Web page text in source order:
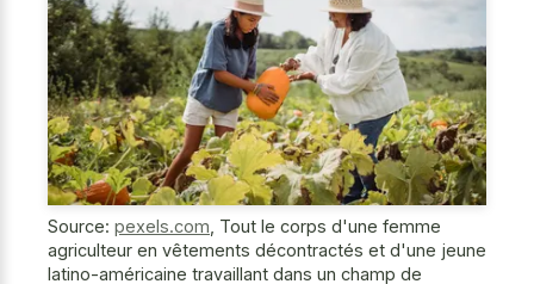
Source: pexels.com Tout le corps d'une femme
agriculteur en vêtements décontractés et d'une jeune
latino-américaine travaillant dans un champ de